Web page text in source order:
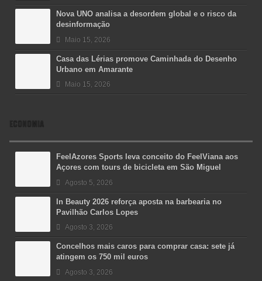
Nova UNO analisa a desordem global e o risco da
desinformação
Maio 15, 2026
Casa das Lérias promove Caminhada do Desenho
Urbano em Amarante
Maio 15, 2026
ECONOMIA
FeelAzores Sports leva conceito do FeelViana aos
Açores com tours de bicicleta em São Miguel
Agosto 5, 2026
In Beauty 2026 reforça aposta na barbearia no
Pavilhão Carlos Lopes
Agosto 3, 2026
Concelhos mais caros para comprar casa: sete já
atingem os 750 mil euros
Agosto 3, 2026